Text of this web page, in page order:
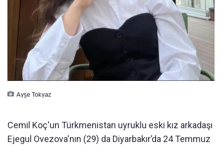
Ayşe Tokyaz
Cemil Koç'un Türkmenistan uyruklu eski kız arkadaşı
Ejegul Ovezova'nın (29) da Diyarbakır’da 24 Temmuz